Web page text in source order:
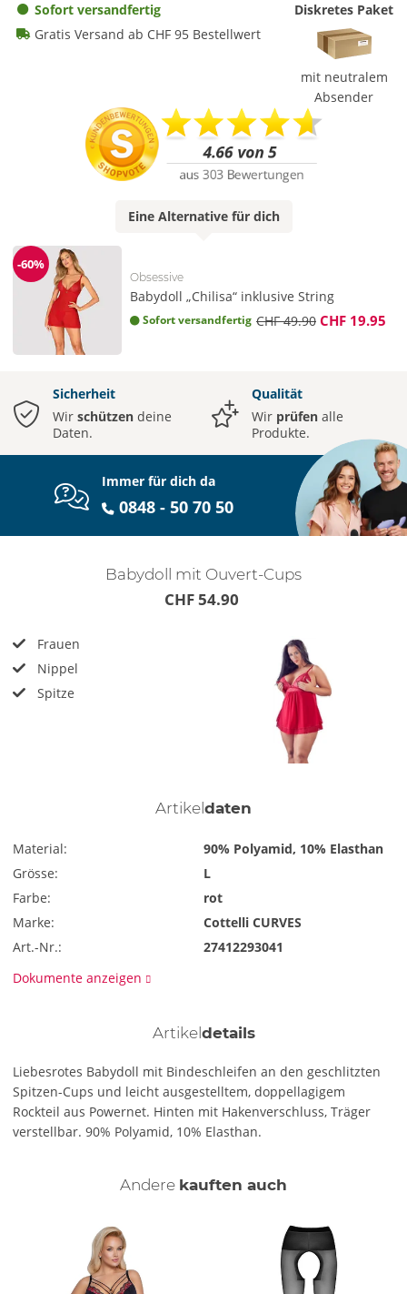
Sofort versandfertig
Gratis Versand ab CHF 95 Bestellwert
Diskretes Paket
mit neutralem
Absender
Eine Alternativefür dich
Reduzierung
-60%
Obsessive
Babydoll „Chilisa“ inklusive String
Sofort versandfertig CHF 49.90 CHF 19.95
Sicherheit
Wir schützen deine
Daten.
Qualität
Wir prüfen alle
Produkte.
Immer für dich da
0848 - 50 70 50
Babydoll mit Ouvert-Cups
CHF 54.90
Frauen
Nippel
Spitze
Artikeldaten
Material:
90% Polyamid, 10% Elasthan
Grösse:
L
Farbe:
rot
Marke:
Cottelli CURVES
Art.-Nr.:
27412293041
Dokumente anzeigen
Artikeldetails
Liebesrotes Babydoll mit Bindeschleifen an den geschlitzten
Spitzen-Cups und leicht ausgestelltem, doppellagigem
Rockteil aus Powernet. Hinten mit Hakenverschluss, Träger
verstellbar. 90% Polyamid, 10% Elasthan.
Andere kauften auch